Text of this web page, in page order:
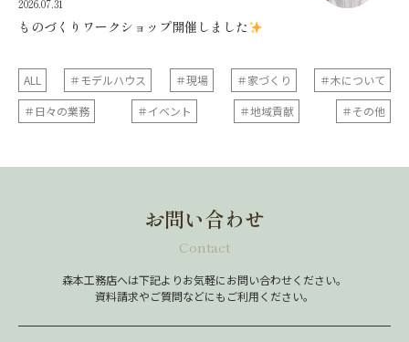
2026.07.31
ものづくりワークショップ開催しました
ALL ＃モデルハウス ＃現場 ＃家づくり
＃木について
＃日々の業務
＃イベント ＃地域貢献 ＃その他
お問い合わせ
Contact
森本工務店へは下記よりお気軽にお問い合わせください。
資料請求やご質問などにもご利用ください。